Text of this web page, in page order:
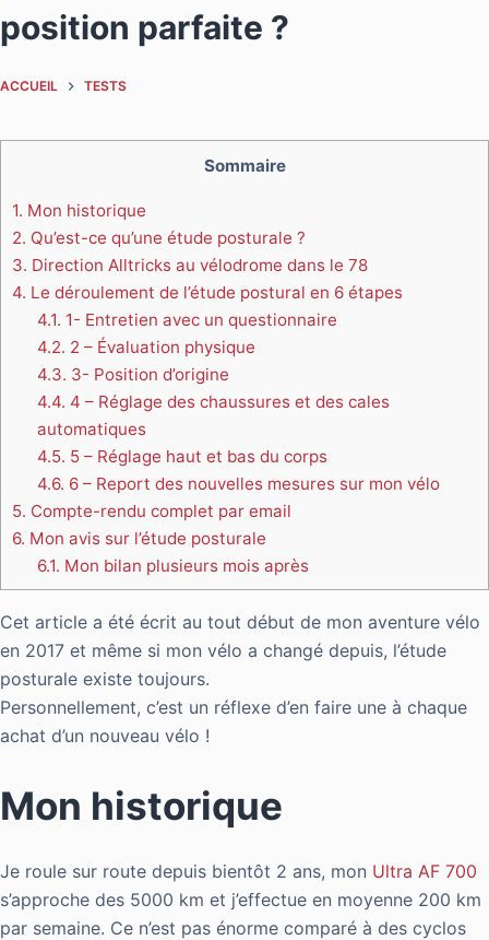
position parfaite ?
ACCUEIL TESTS
Sommaire
1. Mon historique
2. Qu’est-ce qu’une étude posturale ?
3. Direction Alltricks au vélodrome dans le 78
4. Le déroulement de l’étude postural en 6 étapes
4.1. 1- Entretien avec un questionnaire
4.2. 2 – Évaluation physique
4.3. 3- Position d’origine
4.4. 4 – Réglage des chaussures et des cales
automatiques
4.5. 5 – Réglage haut et bas du corps
4.6. 6 – Report des nouvelles mesures sur mon vélo
5. Compte-rendu complet par email
6. Mon avis sur l’étude posturale
6.1. Mon bilan plusieurs mois après
Cet article a été écrit au tout début de mon aventure vélo
en 2017 et même si mon vélo a changé depuis, l’étude
posturale existe toujours.
Personnellement, c’est un réflexe d’en faire une à chaque
achat d’un nouveau vélo !
Mon historique
Je roule sur route depuis bientôt 2 ans, mon Ultra AF 700
s’approche des 5000 km et j’effectue en moyenne 200 km
par semaine. Ce n’est pas énorme comparé à des cyclos